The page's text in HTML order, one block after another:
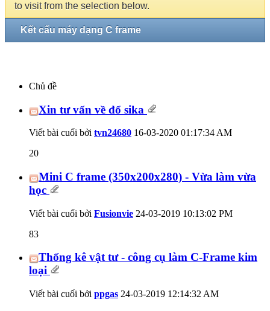
to visit from the selection below.
Kết cấu máy dạng C frame
Chủ đề
Xin tư vấn về đổ sika
Viết bài cuối bởi tvn24680 16-03-2020 01:17:34 AM
20
Mini C frame (350x200x280) - Vừa làm vừa
học
Viết bài cuối bởi Fusionvie 24-03-2019 10:13:02 PM
83
Thống kê vật tư - công cụ làm C-Frame kim
loại
Viết bài cuối bởi ppgas 24-03-2019 12:14:32 AM